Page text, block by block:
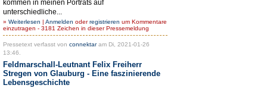
kommen in meinen Porträts auf
unterschiedliche...
» Weiterlesen | Anmelden oderregistrieren um Kommentare
einzutragen - 3181 Zeichen in dieser Pressemeldung
Pressetext verfasst von connektaram Di, 2021-01-26
13:46.
Feldmarschall-Leutnant Felix Freiherr
Stregen von Glauburg - Eine faszinierende
Lebensgeschichte